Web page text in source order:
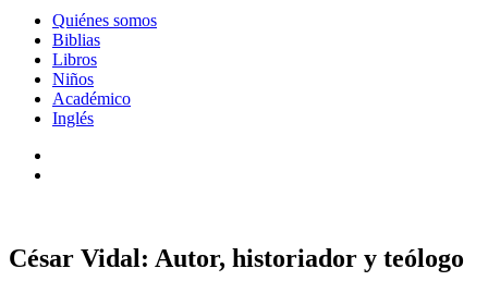
Quiénes somos
Biblias
Libros
Niños
Académico
Inglés
César Vidal: Autor, historiador y teólogo